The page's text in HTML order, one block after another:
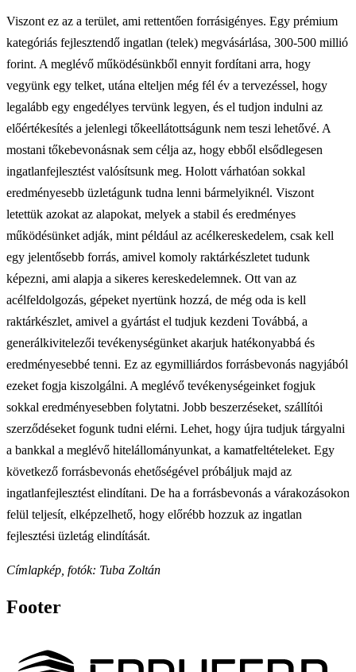
Viszont ez az a terület, ami rettentően forrásigényes. Egy prémium
kategóriás fejlesztendő ingatlan (telek) megvásárlása, 300-500 millió
forint. A meglévő működésünkből ennyit fordítani arra, hogy
vegyünk egy telket, utána elteljen még fél év a tervezéssel, hogy
legalább egy engedélyes tervünk legyen, és el tudjon indulni az
előértékesítés a jelenlegi tőkeellátottságunk nem teszi lehetővé. A
mostani tőkebevonásnak sem célja az, hogy ebből elsődlegesen
ingatlanfejlesztést valósítsunk meg. Holott várhatóan sokkal
eredményesebb üzletágunk tudna lenni bármelyiknél. Viszont
letettük azokat az alapokat, melyek a stabil és eredményes
működésünket adják, mint például az acélkereskedelem, csak kell
egy jelentősebb forrás, amivel komoly raktárkészletet tudunk
képezni, ami alapja a sikeres kereskedelemnek. Ott van az
acélfeldolgozás, gépeket nyertünk hozzá, de még oda is kell
raktárkészlet, amivel a gyártást el tudjuk kezdeni Továbbá, a
generálkivitelezői tevékenységünket akarjuk hatékonyabbá és
eredményesebbé tenni. Ez az egymilliárdos forrásbevonás nagyjából
ezeket fogja kiszolgálni. A meglévő tevékenységeinket fogjuk
sokkal eredményesebben folytatni. Jobb beszerzéseket, szállítói
szerződéseket fogunk tudni elérni. Lehet, hogy újra tudjuk tárgyalni
a bankkal a meglévő hitelállományunkat, a kamatfeltételeket. Egy
következő forrásbevonás ehetőségével próbáljuk majd az
ingatlanfejlesztést elindítani. De ha a forrásbevonás a várakozásokon
felül teljesít, elképzelhető, hogy előrébb hozzuk az ingatlan
fejlesztési üzletág elindítását.
Címlapkép, fotók: Tuba Zoltán
Footer